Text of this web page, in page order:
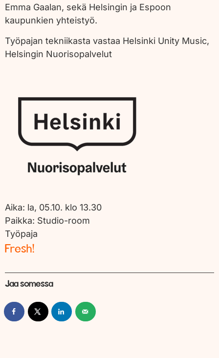
Emma Gaalan, sekä Helsingin ja Espoon
kaupunkien yhteistyö.
Työpajan tekniikasta vastaa Helsinki Unity Music,
Helsingin Nuorisopalvelut
Aika: la, 05.10. klo 13.30
Paikka: Studio-room
Työpaja
Fresh!
Jaa somessa